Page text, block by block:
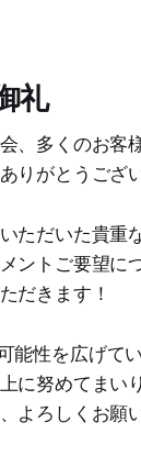
礼
、多くのお客
りがとうござ
ただいた貴重
ントご要望に
だきます！
能性を広げて
に努めてまい
よろしくお願